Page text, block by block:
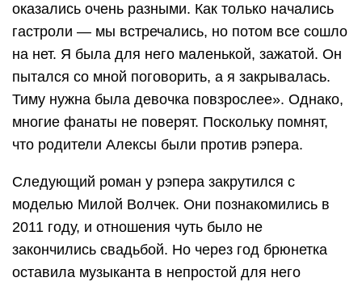
оказались очень разными. Как только начались
гастроли — мы встречались, но потом все сошло
на нет. Я была для него маленькой, зажатой. Он
пытался со мной поговорить, а я закрывалась.
Тиму нужна была девочка повзрослее». Однако,
многие фанаты не поверят. Поскольку помнят,
что родители Алексы были против рэпера.
Следующий роман у рэпера закрутился с
моделью Милой Волчек. Они познакомились в
2011 году, и отношения чуть было не
закончились свадьбой. Но через год брюнетка
оставила музыканта в непростой для него